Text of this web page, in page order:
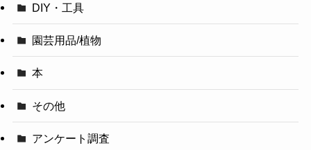
DIY・工具
園芸用品/植物
本
その他
アンケート調査